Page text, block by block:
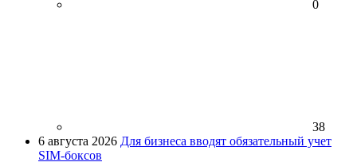
0
38
6 августа 2026 Для бизнеса вводят обязательный учет
SIM-боксов